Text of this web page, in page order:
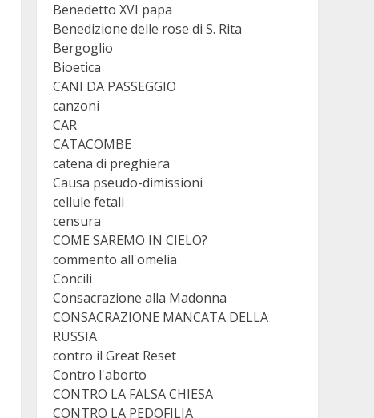
Benedetto XVI papa
Benedizione delle rose di S. Rita
Bergoglio
Bioetica
CANI DA PASSEGGIO
canzoni
CAR
CATACOMBE
catena di preghiera
Causa pseudo-dimissioni
cellule fetali
censura
COME SAREMO IN CIELO?
commento all'omelia
Concili
Consacrazione alla Madonna
CONSACRAZIONE MANCATA DELLA
RUSSIA
contro il Great Reset
Contro l'aborto
CONTRO LA FALSA CHIESA
CONTRO LA PEDOFILIA